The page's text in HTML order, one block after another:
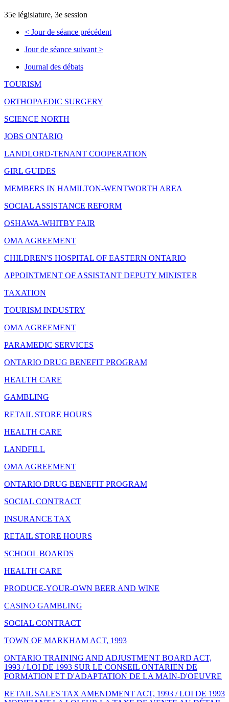
35e législature, 3e session
< Jour de séance précédent
Jour de séance suivant >
Journal des débats
TOURISM
ORTHOPAEDIC SURGERY
SCIENCE NORTH
JOBS ONTARIO
LANDLORD-TENANT COOPERATION
GIRL GUIDES
MEMBERS IN HAMILTON-WENTWORTH AREA
SOCIAL ASSISTANCE REFORM
OSHAWA-WHITBY FAIR
OMA AGREEMENT
CHILDREN'S HOSPITAL OF EASTERN ONTARIO
APPOINTMENT OF ASSISTANT DEPUTY MINISTER
TAXATION
TOURISM INDUSTRY
OMA AGREEMENT
PARAMEDIC SERVICES
ONTARIO DRUG BENEFIT PROGRAM
HEALTH CARE
GAMBLING
RETAIL STORE HOURS
HEALTH CARE
LANDFILL
OMA AGREEMENT
ONTARIO DRUG BENEFIT PROGRAM
SOCIAL CONTRACT
INSURANCE TAX
RETAIL STORE HOURS
SCHOOL BOARDS
HEALTH CARE
PRODUCE-YOUR-OWN BEER AND WINE
CASINO GAMBLING
SOCIAL CONTRACT
TOWN OF MARKHAM ACT, 1993
ONTARIO TRAINING AND ADJUSTMENT BOARD ACT,
1993 / LOI DE 1993 SUR LE CONSEIL ONTARIEN DE
FORMATION ET D'ADAPTATION DE LA MAIN-D'OEUVRE
RETAIL SALES TAX AMENDMENT ACT, 1993 / LOI DE 1993